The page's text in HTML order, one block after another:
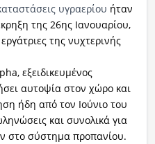
υγραερίου ήταν
της 26ης Ιανουαρίου,
της νυχτερινής
εξειδικευμένος
αυτοψία στον χώρο και
ήδη από τον Ιούνιο του
και συνολικά για
στο σύστημα προπανίου.